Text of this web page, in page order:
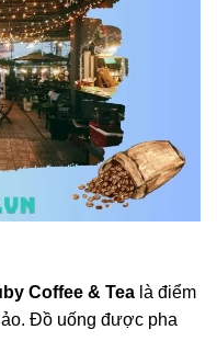
Coffee & Tea là điểm
Đồ uống được pha